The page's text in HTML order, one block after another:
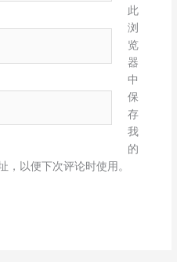
此
浏
览
器
中
保
存
我
的
，以便下次评论时使用。